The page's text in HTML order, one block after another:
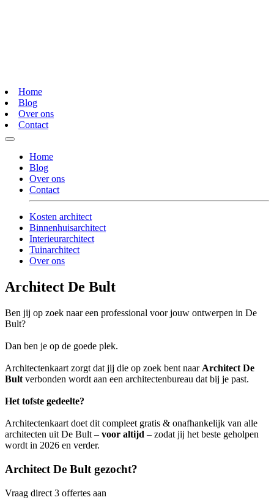
Home
Blog
Over ons
Contact
Home
Blog
Over ons
Contact
Kosten architect
Binnenhuisarchitect
Interieurarchitect
Tuinarchitect
Over ons
Architect De Bult
Ben jij op zoek naar een professional voor jouw ontwerpen in De
Bult?
Dan ben je op de goede plek.
Architectenkaart zorgt dat jij die op zoek bent naar Architect De
Bult verbonden wordt aan een architectenbureau dat bij je past.
Het tofste gedeelte?
Architectenkaart doet dit compleet gratis & onafhankelijk van alle
architecten uit De Bult – voor altijd – zodat jij het beste geholpen
wordt in 2026 en verder.
Architect De Bult gezocht?
Vraag direct 3 offertes aan